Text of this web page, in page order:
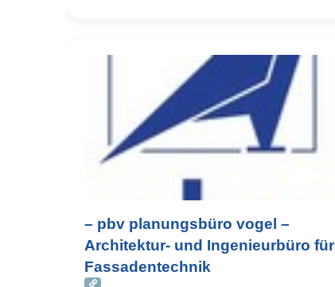
– pbv planungsbüro vogel –
Architektur- und Ingenieurbüro für
Fassadentechnik